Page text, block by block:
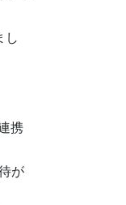
し
携
が